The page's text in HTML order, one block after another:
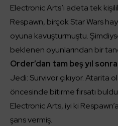
Electronic Arts’ı adeta tek
Respawn, birçok Star Wars
oyuna kavuşturmuştu.
beklenen oyunlarından bir
Order’dan tam beş yıl
Jedi: Survivor çıkıyor. Atarita
öncesinde bitirme fırsatı
Electronic Arts, iyi ki
şans vermiş.